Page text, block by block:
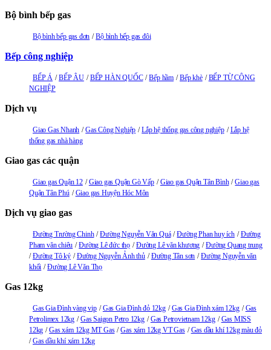
Bộ bình bếp gas
Bộ bình bếp gas đơn Bộ bình bếp gas đôi
Bếp công nghiệp
BẾP Á BẾP ÂU BẾP HÀN QUỐC Bếp hầm Bếp khè
BẾP TỪ CÔNG
NGHIỆP
Dịch vụ
Giao Gas Nhanh Gas Công Nghiệp Lắp hệ thống gas công nghiệp
Lắp hệ
thống gas nhà hàng
Giao gas các quận
Giao gas Quận 12 Giao gas Quận Gò Vấp Giao gas Quận Tân Bình
Giao gas
Quận Tân Phú
Giao gas Huyện Hóc Môn
Dịch vụ giao gas
Đường Trường Chinh Đường Nguyễn Văn Quá Đường Phan huy ích
Đường
Pham văn chiêu
Đường Lê đức thọ Đường Lê văn khương
Đường Quang trung
Đường Tô ký
Đường Nguyễn Ảnh thủ Đường Tân sơn
Đường Nguyễn văn
khối
Đường Lê Văn Thọ
Gas 12kg
Gas Gia Đình vàng vip Gas Gia Đình đỏ 12kg Gas Gia Đình xám 12kg
Gas
Petrolimex 12kg
Gas Saigon Petro 12kg Gas Petrovietnam 12kg
Gas MISS
12kg
Gas xám 12kg MT Gas Gas xám 12kg VT Gas
Gas dầu khí 12kg màu đỏ
Gas dầu khí xám 12kg